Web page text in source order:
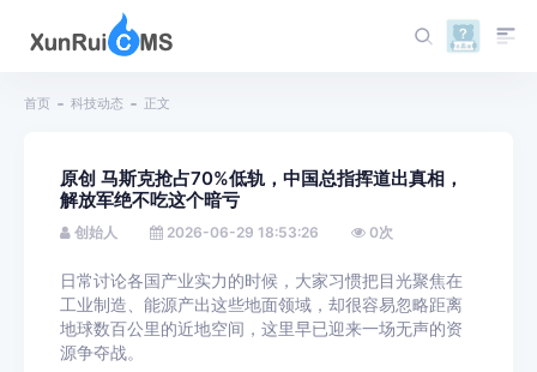
首页 科技动态 正文
原创 马斯克抢占70%低轨，中国总指挥道出真相，
解放军绝不吃这个暗亏
创始人 2026-06-29 18:53:26 0次
日常讨论各国产业实力的时候，大家习惯把目光聚焦在
工业制造、能源产出这些地面领域，却很容易忽略距离
地球数百公里的近地空间，这里早已迎来一场无声的资
源争夺战。